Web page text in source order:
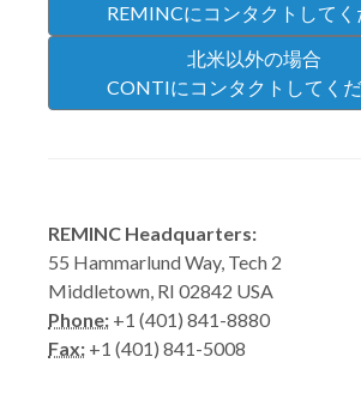
REMINCにコンタクトしてく
北米以外の場合
CONTIにコンタクトしてく
REMINC Headquarters:
55 Hammarlund Way, Tech 2
Middletown, RI 02842 USA
Phone: +1 (401) 841-8880
Fax: +1 (401) 841-5008